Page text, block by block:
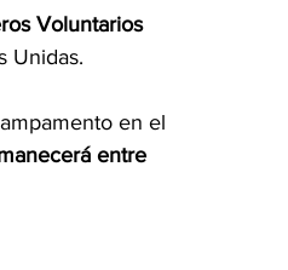
Voluntarios
Unidas.
en el
entre